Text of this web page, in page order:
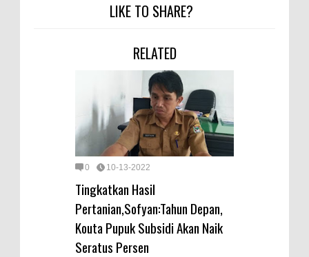
LIKE TO SHARE?
RELATED
0 10-13-2022
Tingkatkan Hasil
Pertanian,Sofyan:Tahun Depan,
Kouta Pupuk Subsidi Akan Naik
Seratus Persen